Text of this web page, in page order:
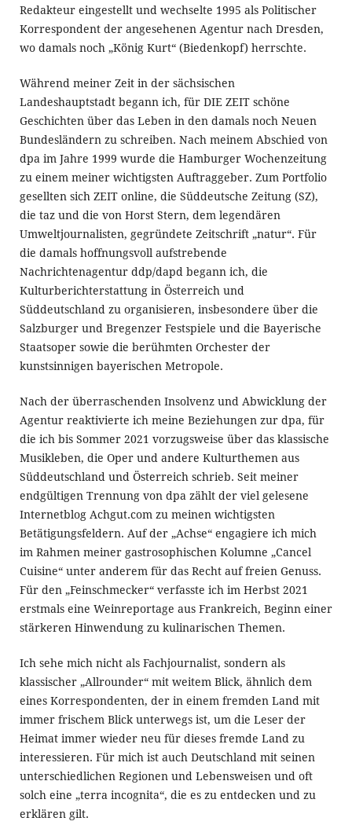
Redakteur eingestellt und wechselte 1995 als Politischer
Korrespondent der angesehenen Agentur nach Dresden,
wo damals noch „König Kurt“ (Biedenkopf) herrschte.
Während meiner Zeit in der sächsischen
Landeshauptstadt begann ich, für DIE ZEIT schöne
Geschichten über das Leben in den damals noch Neuen
Bundesländern zu schreiben. Nach meinem Abschied von
dpa im Jahre 1999 wurde die Hamburger Wochenzeitung
zu einem meiner wichtigsten Auftraggeber. Zum Portfolio
gesellten sich ZEIT online, die Süddeutsche Zeitung (SZ),
die taz und die von Horst Stern, dem legendären
Umweltjournalisten, gegründete Zeitschrift „natur“. Für
die damals hoffnungsvoll aufstrebende
Nachrichtenagentur ddp/dapd begann ich, die
Kulturberichterstattung in Österreich und
Süddeutschland zu organisieren, insbesondere über die
Salzburger und Bregenzer Festspiele und die Bayerische
Staatsoper sowie die berühmten Orchester der
kunstsinnigen bayerischen Metropole.
Nach der überraschenden Insolvenz und Abwicklung der
Agentur reaktivierte ich meine Beziehungen zur dpa, für
die ich bis Sommer 2021 vorzugsweise über das klassische
Musikleben, die Oper und andere Kulturthemen aus
Süddeutschland und Österreich schrieb. Seit meiner
endgültigen Trennung von dpa zählt der viel gelesene
Internetblog Achgut.com zu meinen wichtigsten
Betätigungsfeldern. Auf der „Achse“ engagiere ich mich
im Rahmen meiner gastrosophischen Kolumne „Cancel
Cuisine“ unter anderem für das Recht auf freien Genuss.
Für den „Feinschmecker“ verfasste ich im Herbst 2021
erstmals eine Weinreportage aus Frankreich, Beginn einer
stärkeren Hinwendung zu kulinarischen Themen.
Ich sehe mich nicht als Fachjournalist, sondern als
klassischer „Allrounder“ mit weitem Blick, ähnlich dem
eines Korrespondenten, der in einem fremden Land mit
immer frischem Blick unterwegs ist, um die Leser der
Heimat immer wieder neu für dieses fremde Land zu
interessieren. Für mich ist auch Deutschland mit seinen
unterschiedlichen Regionen und Lebensweisen und oft
solch eine „terra incognita“, die es zu entdecken und zu
erklären gilt.